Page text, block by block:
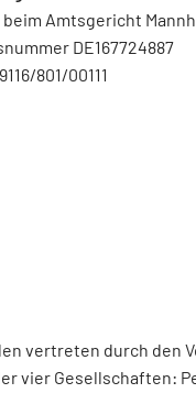
beim Amtsgericht
DE167724887
801/00111
vertreten durch den
vier Gesellschaften: